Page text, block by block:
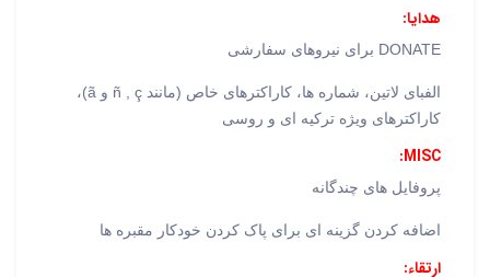
هدایا:
DONATE برای نیروهای سفارشی
الفبای لاتین، شماره ها، کاراکترهای خاص (مانند ñ , ç و ã)،
کاراکترهای ویژه ترکیه ای و روسی
MISC:
پروفایل های چندگانه
اضافه کردن گزینه ای برای پاک کردن خودکار مقبره ها
ارتقاء: